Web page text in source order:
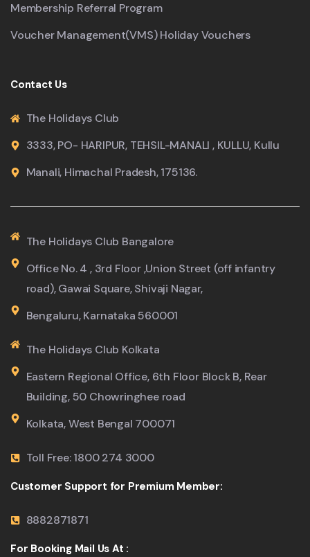
Membership Referral Program
Voucher Management(VMS) Holiday Vouchers
Contact Us
The Holidays Club
3333, PO- HARIPUR, TEHSIL-MANALI , KULLU, Kullu
Manali, Himachal Pradesh, 175136.
The Holidays Club Bangalore
Office No. 4 , 3rd Floor ,Union Street (off infantry
road), Gawai Square, Shivaji Nagar,
Bengaluru, Karnataka 560001
The Holidays Club Kolkata
Eastern Regional Office, 6th Floor Block B, Rear
Building, 50 Chowringhee road
Kolkata, West Bengal 700071
Toll Free: 1800 274 3000
Customer Support for Premium Member:
8882871871
For Booking Mail Us At :